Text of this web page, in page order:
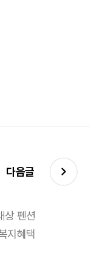
다음글
상 펜션
지혜택